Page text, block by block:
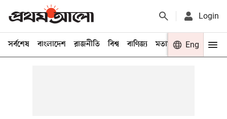
Login
সর্বশেষ বাংলাদেশ রাজনীতি বিশ্ব বাণিজ্য মতামত খেলা
Eng